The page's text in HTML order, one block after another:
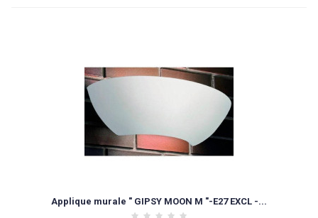
Applique murale " GIPSY MOON M "-E27 EXCL -...